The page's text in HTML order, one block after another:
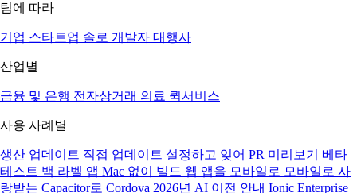
팀에 따라
기업 스타트업 솔로 개발자 대행사
산업별
금융 및 은행 전자상거래 의료 퀵서비스
사용 사례별
생산 업데이트 직접 업데이트 설정하고 잊어 PR 미리보기 베타
테스트 백 라벨 앱 Mac 없이 빌드 웹 앱을 모바일로 모바일로 사
랑받는 Capacitor로 Cordova 2026년 AI 이전 안내 Ionic Enterprise